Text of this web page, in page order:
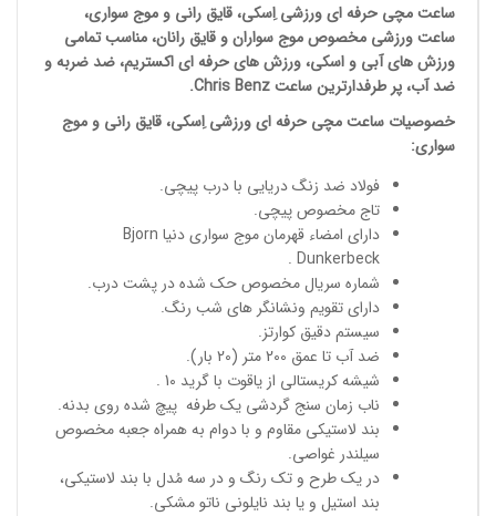
ساعت مچی حرفه ای ورزشی اِسکی، قایق رانی و موج سواری،
ساعتورزشی مخصوص موج سواران و قایق رانان، مناسب تمامی
ورزش های آبی و اسکی، ورزش های حرفه ای اکستریم، ضد ضربه و
ضد آب، پر طرفدارترین ساعتChris Benz
.
خصوصیات ساعت مچی حرفه ای ورزشیاِسکی، قایق رانی و موج
سواری:
فولاد ضد زنگ دریایی با درب پیچی.
تاج مخصوص پیچی.
دارای امضاء قهرمان موج سواری دنیا Bjorn
Dunkerbeck .
شماره سریال مخصوص حک شده در پشت درب.
دارای تقویم ونشانگر های شب رنگ.
سیستم دقیق کوارتز.
ضد آب تا عمق 200 متر (20 بار).
شیشه کریستالی از یاقوت با گرید 10 .
ناب زمان سنج گردشی یک طرفه پیچ شده روی بدنه.
بند لاستیکی مقاوم و با دوام به همراه جعبه مخصوص
سیلندر غواصی.
در یک طرح و تک رنگ و در سه مُدل با بند لاستیکی،
بند استیل و یا بند نایلونی ناتو مشکی.